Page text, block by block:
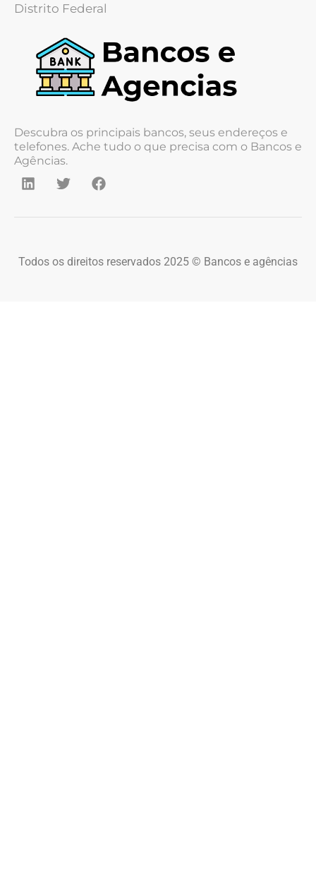
Distrito Federal
Descubra os principais bancos, seus endereços e
telefones. Ache tudo o que precisa com o Bancos e
Agências.
Todos os direitos reservados 2025 © Bancos e agências